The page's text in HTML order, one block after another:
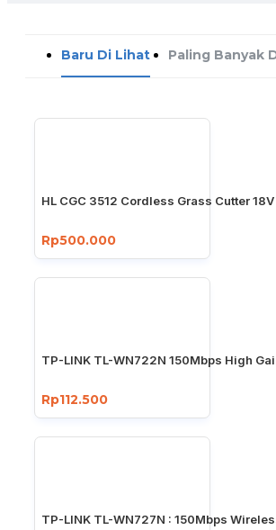
Baru Di Lihat Paling Banyak
HL CGC 3512 Cordless Grass Cutter
Rp500.000
TP-LINK TL-WN722N 150Mbps High
Rp112.500
TP-LINK TL-WN727N : 150Mbps